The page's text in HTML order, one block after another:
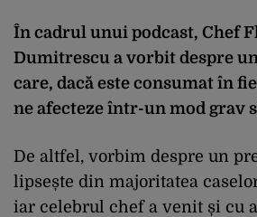
În cadrul unui podcast, Chef
Dumitrescu a vorbit despre
care, dacă este consumat în
ne afecteze într-un mod grav
De altfel, vorbim despre un
lipsește din majoritatea
iar celebrul chef a venit și cu